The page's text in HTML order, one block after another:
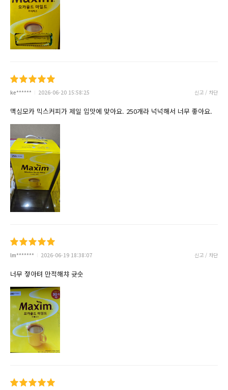
ke****** 2026-06-20 15:58:25 신고 / 차단
맥심모카 믹스커피가 제일 입맛에 맞아요. 250개라 넉넉해서 너무 좋아요.
lm******* 2026-06-19 18:38:07 신고 / 차단
너무 젛아텨 만적해챠 귯숫